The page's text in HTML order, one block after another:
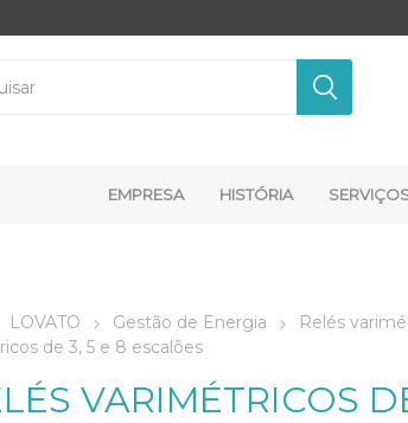
EMPRESA HISTÓRIA
LOVATO Gestão de Energia
Relés
de 3, 5 e 8 escalões
VARIMÉTRICOS